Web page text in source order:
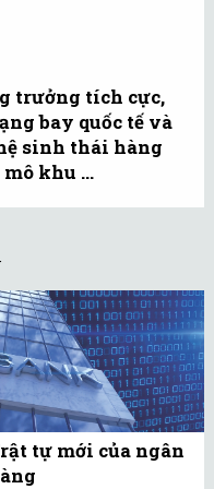
trưởng tích cực,
bay quốc tế và
sinh thái hàng
khu ...
tự mới của ngân